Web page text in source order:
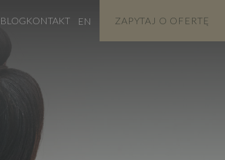
BLOGKONTAKT EN ZAPYTAJ O OFERTĘ